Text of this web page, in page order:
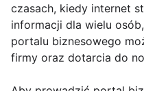
czasach, kiedy internet
informacji dla wielu
portalu biznesowego
firmy oraz dotarcia do